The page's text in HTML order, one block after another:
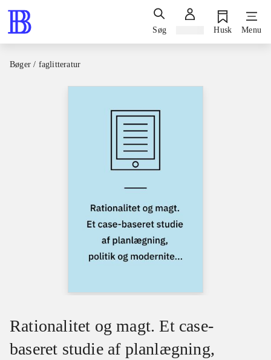
Søg Husk Menu
Bøger / faglitteratur
Rationalitet og magt. Et case-
baseret studie af planlægning,